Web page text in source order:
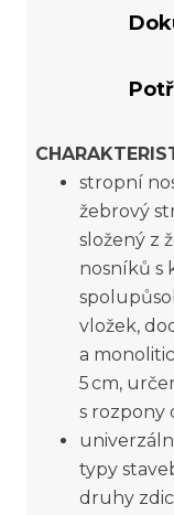
stropní
žebrový
složený z
nosníků s
vložek,
a
5 cm,
s rozpony
typy
druhy